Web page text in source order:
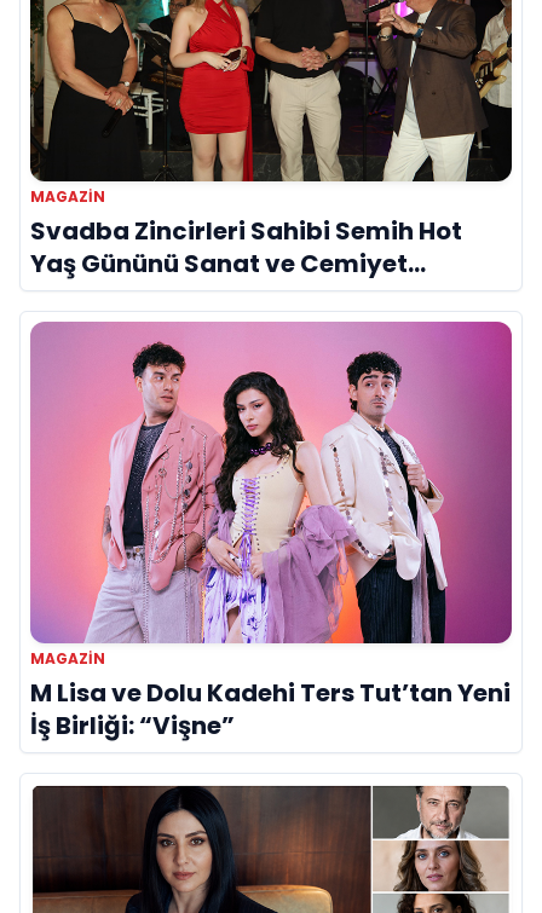
MAGAZİN
Svadba Zincirleri Sahibi Semih Hot
Yaş Gününü Sanat ve Cemiyet
Dünyasının Ünlü İsimleriyle Kutladı!
MAGAZİN
M Lisa ve Dolu Kadehi Ters Tut’tan Yeni
İş Birliği: “Vişne”